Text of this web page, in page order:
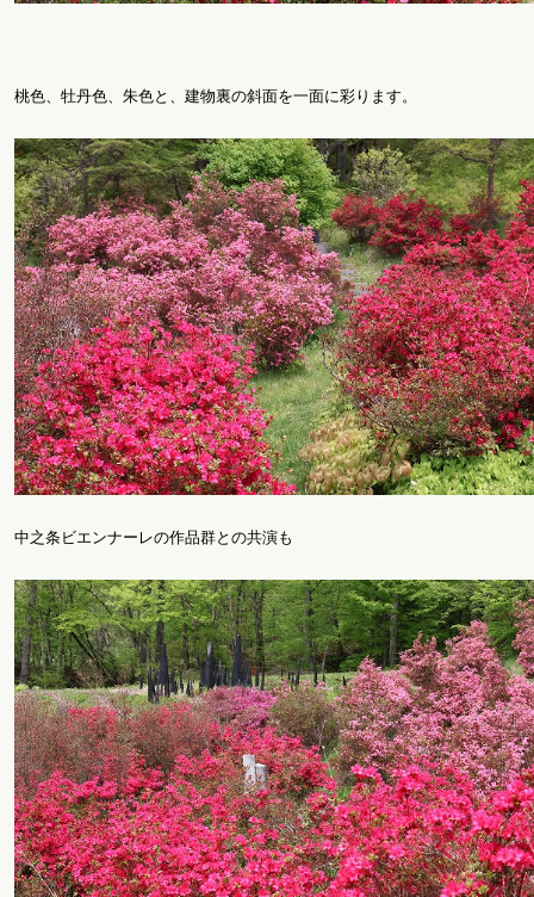
桃色、牡丹色、朱色と、建物裏の斜面を一面に彩ります。
中之条ビエンナーレの作品群との共演も